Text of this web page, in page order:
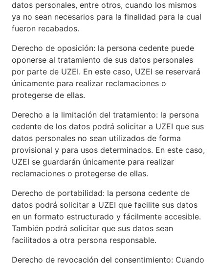
datos personales, entre otros, cuando los mismos
ya no sean necesarios para la finalidad para la cual
fueron recabados.
Derecho de oposición: la persona cedente puede
oponerse al tratamiento de sus datos personales
por parte de UZEI. En este caso, UZEI se reservará
únicamente para realizar reclamaciones o
protegerse de ellas.
Derecho a la limitación del tratamiento: la persona
cedente de los datos podrá solicitar a UZEI que sus
datos personales no sean utilizados de forma
provisional y para usos determinados. En este caso,
UZEI se guardarán únicamente para realizar
reclamaciones o protegerse de ellas.
Derecho de portabilidad: la persona cedente de
datos podrá solicitar a UZEI que facilite sus datos
en un formato estructurado y fácilmente accesible.
También podrá solicitar que sus datos sean
facilitados a otra persona responsable.
Derecho de revocación del consentimiento: Cuando